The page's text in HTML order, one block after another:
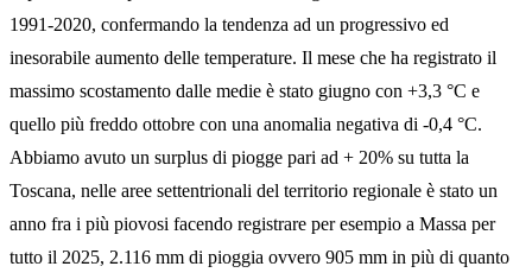
1991-2020, confermando la tendenza ad un progressivo ed
inesorabile aumento delle temperature. Il mese che ha registrato il
massimo scostamento dalle medie è stato giugno con +3,3 °C e
quello più freddo ottobre con una anomalia negativa di -0,4 °C.
Abbiamo avuto un surplus di piogge pari ad + 20% su tutta la
Toscana, nelle aree settentrionali del territorio regionale è stato un
anno fra i più piovosi facendo registrare per esempio a Massa per
tutto il 2025, 2.116 mm di pioggia ovvero 905 mm in più di quanto